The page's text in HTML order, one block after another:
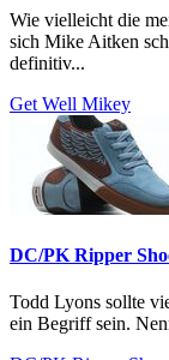
Wie vielleicht die
sich Mike Aitken
definitiv...
Get Well Mikey
DC/PK Ripper
Todd Lyons sollte
ein Begriff sein.